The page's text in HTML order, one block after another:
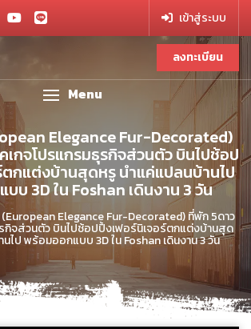
เข้าสู่ระบบ
ลงทะเบียน
Menu
Elegance Fur-Decorated)
กจโปรแกรมธุรกิจส่วนตัว บินไปช้อป
ตกแต่งบ้านสุดหรู นำแค่แปลนบ้านไป
บ 3D ใน Foshan เดินงาน 3 วัน
Elegance Fur-Decorated) ที่พัก 5ดาว
กิจส่วนตัว บินไปช้อปปิ้งเฟอร์นิเจอร์ตกแต่งบ้านสุด
ไป พร้อมออกแบบ 3D ใน Foshan เดินงาน 3 วัน